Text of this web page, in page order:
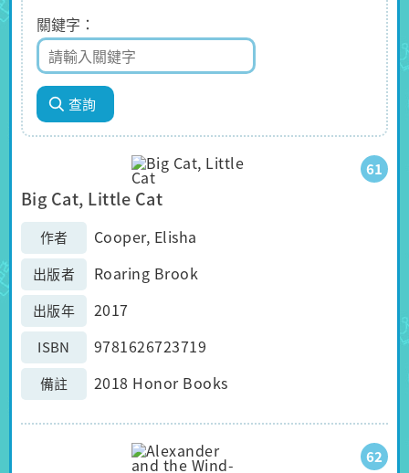
關鍵字
61
Big Cat, Little Cat
作者 Cooper, Elisha
出版者 Roaring Brook
出版年 2017
ISBN 9781626723719
備註 2018 Honor Books
62